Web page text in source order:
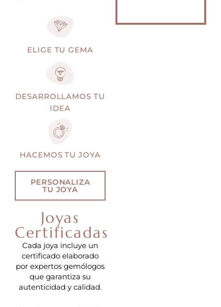
ELIGE TU GEMA
DESARROLLAMOS TU
IDEA
HACEMOS TU JOYA
PERSONALIZA
TU JOYA
Joyas
Certificadas
Cada joya incluye un
certificado elaborado
por expertos gemólogos
que garantiza su
autenticidad y calidad.